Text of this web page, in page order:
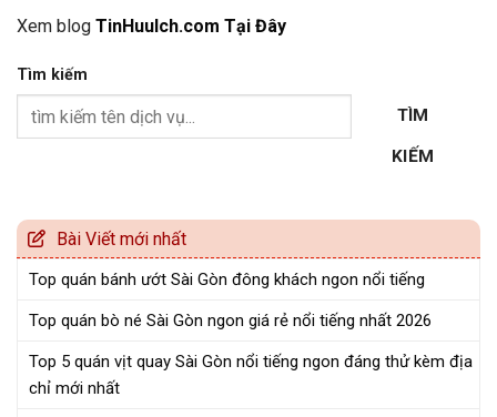
Xem blog TinHuuIch.com Tại Đây
Tìm kiếm
TÌM
KIẾM
Bài Viết mới nhất
Top quán bánh ướt Sài Gòn đông khách ngon nổi tiếng
Top quán bò né Sài Gòn ngon giá rẻ nổi tiếng nhất 2026
Top 5 quán vịt quay Sài Gòn nổi tiếng ngon đáng thử kèm địa
chỉ mới nhất